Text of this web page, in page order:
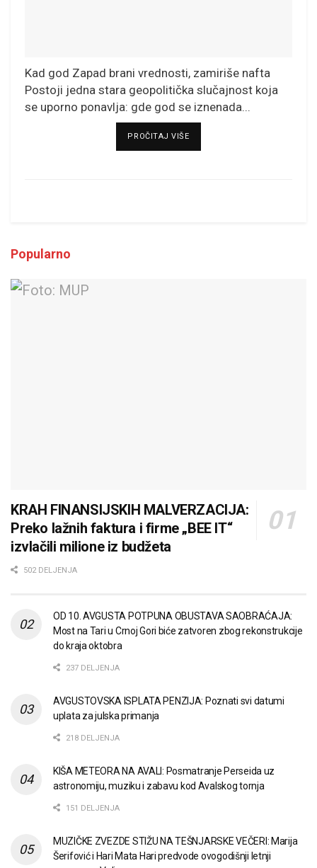
Kad god Zapad brani vrednosti, zamiriše nafta
Postoji jedna stara geopolitička slučajnost koja
se uporno ponavlja: gde god se iznenada...
PROČITAJ VIŠEDETAILS
Popularno
KRAH FINANSIJSKIH MALVERZACIJA:
Preko lažnih faktura i firme „BEE IT“
izvlačili milione iz budžeta
502 DELJENJA
OD 10. AVGUSTA POTPUNA OBUSTAVA SAOBRAĆAJA:
Most na Tari u Crnoj Gori biće zatvoren zbog rekonstrukcije
do kraja oktobra
237 DELJENJA
AVGUSTOVSKA ISPLATA PENZIJA: Poznati svi datumi
uplata za julska primanja
218 DELJENJA
KIŠA METEORA NA AVALI: Posmatranje Perseida uz
astronomiju, muziku i zabavu kod Avalskog tornja
151 DELJENJA
MUZIČKE ZVEZDE STIŽU NA TEŠNJARSKE VEČERI: Marija
Šerifović i Hari Mata Hari predvode ovogodišnji letnji